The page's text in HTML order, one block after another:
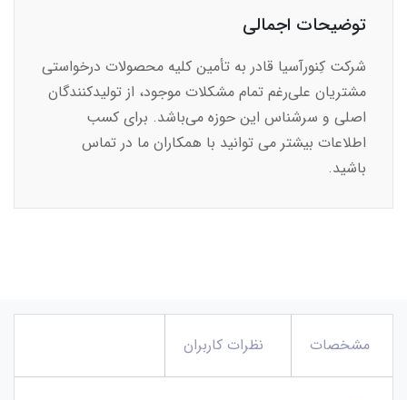
توضیحات اجمالی
شرکت کِنورآسیا قادر به تأمین کلیه محصولات درخواستی
مشتریان علی‌رغم تمام مشکلات موجود، از تولیدکنندگان
اصلی و سرشناس این حوزه می‌باشد. برای کسب
اطلاعات بیشتر می توانید با همکاران ما در تماس
باشید.
مشخصات نظرات کاربران